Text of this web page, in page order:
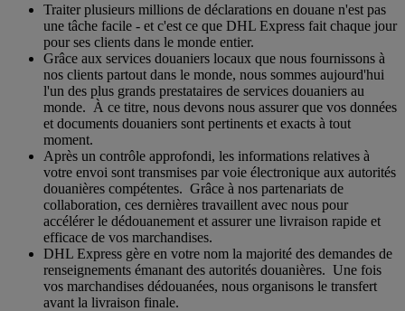
Traiter plusieurs millions de déclarations en douane n'est pas
une tâche facile - et c'est ce que DHL Express fait chaque jour
pour ses clients dans le monde entier.
Grâce aux services douaniers locaux que nous fournissons à
nos clients partout dans le monde, nous sommes aujourd'hui
l'un des plus grands prestataires de services douaniers au
monde. À ce titre, nous devons nous assurer que vos données
et documents douaniers sont pertinents et exacts à tout
moment.
Après un contrôle approfondi, les informations relatives à
votre envoi sont transmises par voie électronique aux autorités
douanières compétentes. Grâce à nos partenariats de
collaboration, ces dernières travaillent avec nous pour
accélérer le dédouanement et assurer une livraison rapide et
efficace de vos marchandises.
DHL Express gère en votre nom la majorité des demandes de
renseignements émanant des autorités douanières. Une fois
vos marchandises dédouanées, nous organisons le transfert
avant la livraison finale.